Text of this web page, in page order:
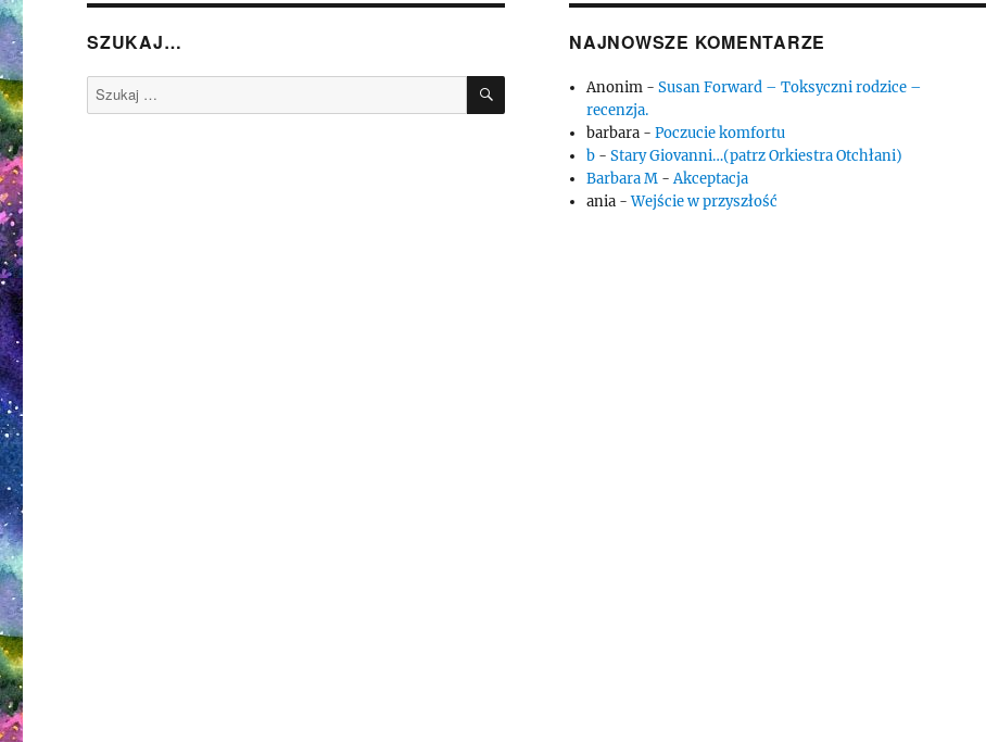
SZUKAJ…
Szukaj: SZUKAJ
NAJNOWSZE KOMENTARZE
Anonim -Susan Forward – Toksyczni rodzice –
recenzja.
barbara -Poczucie komfortu
b -Stary Giovanni…(patrz Orkiestra Otchłani)
Barbara M -Akceptacja
ania -Wejście w przyszłość